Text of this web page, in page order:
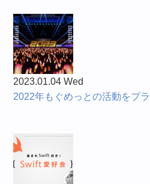
2023.01.04 Wed
2022年もぐめっとの活動をプ